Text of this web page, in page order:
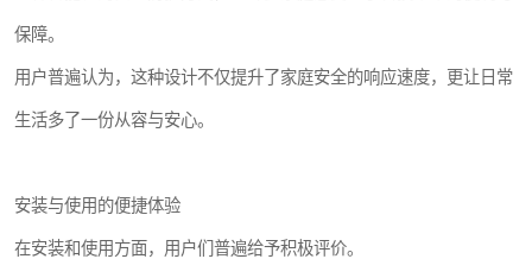
保障。
用户普遍认为，这种设计不仅提升了家庭安全的响应速度，更让日常
生活多了一份从容与安心。
安装与使用的便捷体验
在安装和使用方面，用户们普遍给予积极评价。